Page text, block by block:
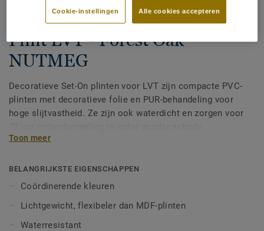
Afwerking|Plinten
Plint LVT - Forest Oak
NUTMEG
Decoratieve Set-On plinten voor LVT zijn compacte PVC-
plinten met decoratieve folie en PUR-behandeling voor
hoge slijtvastheid. Ze zijn ook waterdicht en zorgen voor
Verkrijgbaar in 2 hoogtes 60 mm en 80 mm (Ultimate-
afwerking. Decoratieve set-on plinten zijn geschikt voor
alle LVT-vloeren (Glue-Down, Click en Loose-Lay).
Toon meer
BELANGRIJKSTE EIGENSCHAPPEN
Coördinerende kleuren
Lichtgewicht, flexibeler dan MDF-plinten
Waterresistant
Alle cookies accepteren
Cookie-instellingen